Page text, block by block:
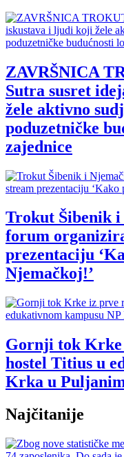
ZAVRŠNICA
Sutra susret
žele aktivno
poduzetničke
zajednice
Trokut Šibenik
forum
prezentaciju
Njemačkoj!’
Gornji tok
hostel Titius u
Krka u
Najčitanije